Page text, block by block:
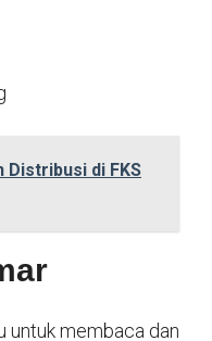
Distribusi di FKS
untuk membaca dan